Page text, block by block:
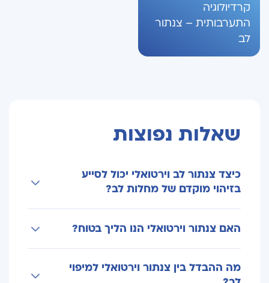
קרדיולוגיה
התערבותית – צנתור
לב
שאלות נפוצות
כיצד צנתור לב וירטואלי יכול לסייע
בזיהוי מוקדם של מחלות לב?
המדויקות ביותר להערכת מצב העורקים הכליליים.
הצטברות רבדים טרשתיים או התחלה של
האם צנתור וירטואלי הנו הליך בטוח?
או טשטוש, בבדיקה וירטואלית לא קיים סיכון.
מה ההבדל בין צנתור וירטואלי למיפוי